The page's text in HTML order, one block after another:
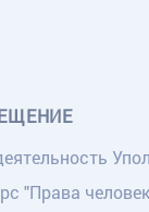
"Права